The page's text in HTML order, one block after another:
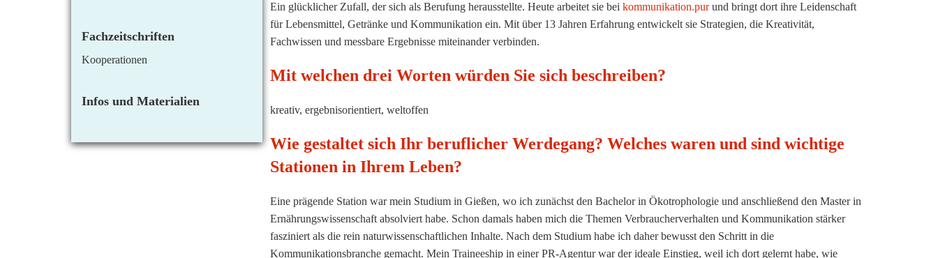
Ein glücklicher Zufall, der sich als Berufung herausstellte. Heute arbeitet sie bei kommunikation.purund bringt dort ihre Leidenschaft
für Lebensmittel, Getränke und Kommunikation ein. Mit über 13 Jahren Erfahrung entwickelt sie Strategien, die Kreativität,
Fachwissen und messbare Ergebnisse miteinander verbinden.
Mit welchen drei Worten würden Sie sich beschreiben?
kreativ, ergebnisorientiert, weltoffen
Wie gestaltet sich Ihr beruflicher Werdegang? Welches waren und sind wichtige
Stationen in Ihrem Leben?
Eine prägende Station war mein Studium in Gießen, wo ich zunächst den Bachelor in Ökotrophologie und anschließend den Master in
Ernährungswissenschaft absolviert habe. Schon damals haben mich die Themen Verbraucherverhalten und Kommunikation stärker
fasziniert als die rein naturwissenschaftlichen Inhalte. Nach dem Studium habe ich daher bewusst den Schritt in die
Kommunikationsbranche gemacht. Mein Traineeship in einer PR-Agentur war der ideale Einstieg, weil ich dort gelernt habe, wie
Fachzeitschriften
Kooperationen
Infos und Materialien